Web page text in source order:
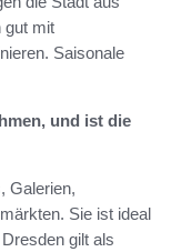
gut mit
Saisonale
und ist die
Galerien,
Sie ist ideal
gilt als